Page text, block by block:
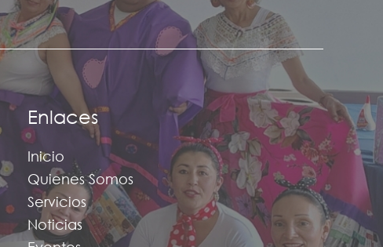
Enlaces
Inicio
Quienes Somos
Servicios
Noticias